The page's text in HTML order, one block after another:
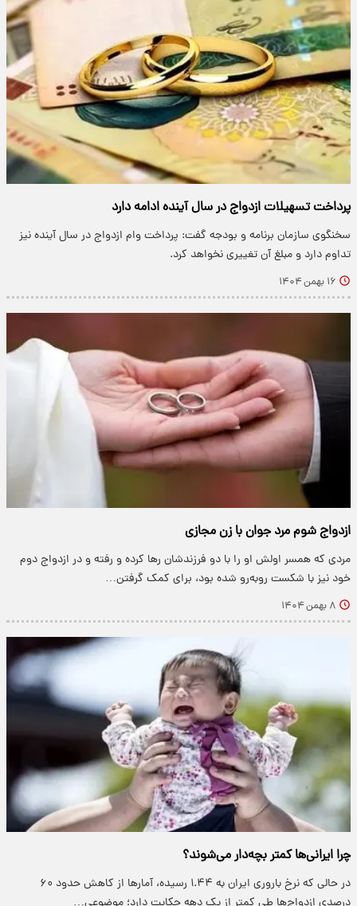
پرداخت تسهیلات ازدواج در سال آینده ادامه دارد
سخنگوی سازمان برنامه و بودجه گفت: پرداخت وام ازدواج در سال آینده نیز
تداوم دارد و مبلغ آن تغییری نخواهد کرد.
۱۶ بهمن ۱۴۰۴
ازدواج شوم مرد جوان با زن مجازی
مردی که همسر اولش او را با دو فرزندشان رها کرده و رفته و در ازدواج دوم
خود نیز با شکست روبه‌رو شده بود، برای کمک گرفتن…
۸ بهمن ۱۴۰۴
چرا ایرانی‌ها کمتر بچه‌دار می‌شوند؟
در حالی که نرخ باروری ایران به ۱.۴۴ رسیده، آمارها از کاهش حدود ۶۰